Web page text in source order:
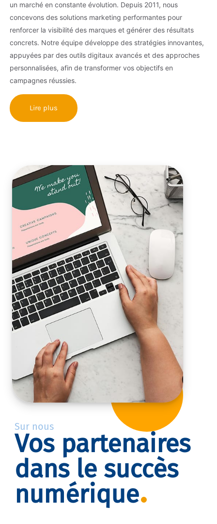
un marché en constante évolution. Depuis 2011, nous
concevons des solutions marketing performantes pour
renforcer la visibilité des marques et générer des résultats
concrets. Notre équipe développe des stratégies innovantes,
appuyées par des outils digitaux avancés et des approches
personnalisées, afin de transformer vos objectifs en
campagnes réussies.
Lire plus
Sur nous
Vos partenaires
dans le succès
numérique